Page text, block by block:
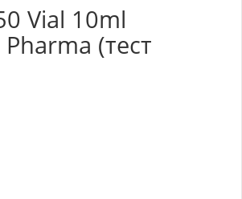
Vial 10ml
(тест